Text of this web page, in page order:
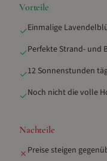
Vorteile
✓Einmalige
✓Perfekte Strand- und
✓12 Sonnenstunden
✓Noch nicht die volle
Nachteile
✗ Preise steigen